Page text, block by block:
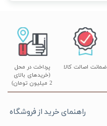
پرداخت در محل
(خریدهای بالای
2 میلیون تومان)
ضمانت اصالت کالا
راهنمای خرید از فروشگاه